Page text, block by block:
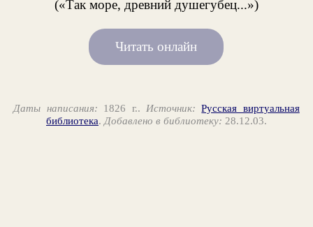
(«Так море, древний душегубец...»)
Читать онлайн
Даты написания: 1826 г.. Источник: Русская виртуальная
библиотека. Добавлено в библиотеку: 28.12.03.